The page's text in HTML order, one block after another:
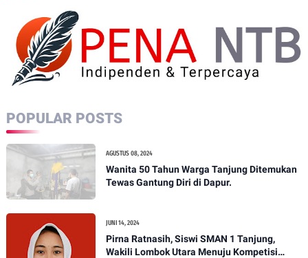
POPULAR POSTS
AGUSTUS 08, 2024
Wanita 50 Tahun Warga Tanjung Ditemukan
Tewas Gantung Diri di Dapur.
JUNI 14, 2024
Pirna Ratnasih, Siswi SMAN 1 Tanjung,
Wakili Lombok Utara Menuju Kompetisi